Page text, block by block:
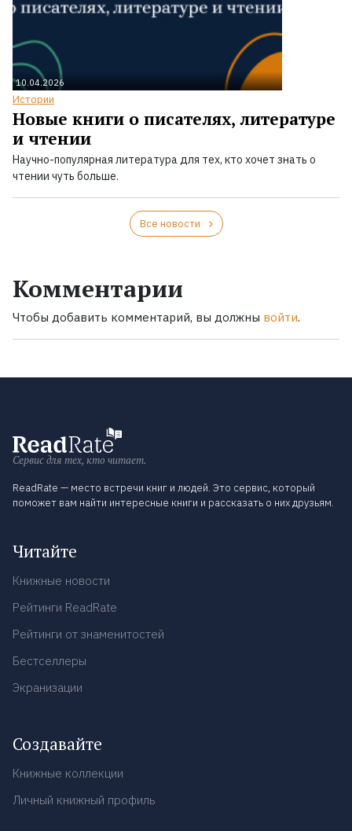
10.04.2026
Истории
Новые книги о писателях, литературе
и чтении
Научно-популярная литература для тех, кто хочет знать о
чтении чуть больше.
Все новости
Комментарии
Чтобы добавить комментарий, вы должны войти.
Сервис для тех, кто читает.
ReadRate — место встречи книг и людей. Это сервис, который
поможет вам найти интересные книги и рассказать о них друзьям.
Читайте
Книжные новости
Рейтинги ReadRate
Рейтинги от знаменитостей
Бестселлеры
Экранизации
Создавайте
Книжные коллекции
Личный книжный профиль